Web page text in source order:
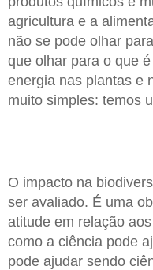
agricultura e a
não se pode olhar
que olhar para o que
energia nas plantas e
muito simples: temos
O impacto na
ser avaliado. É uma
atitude em relação
como a ciência pode
pode ajudar sendo